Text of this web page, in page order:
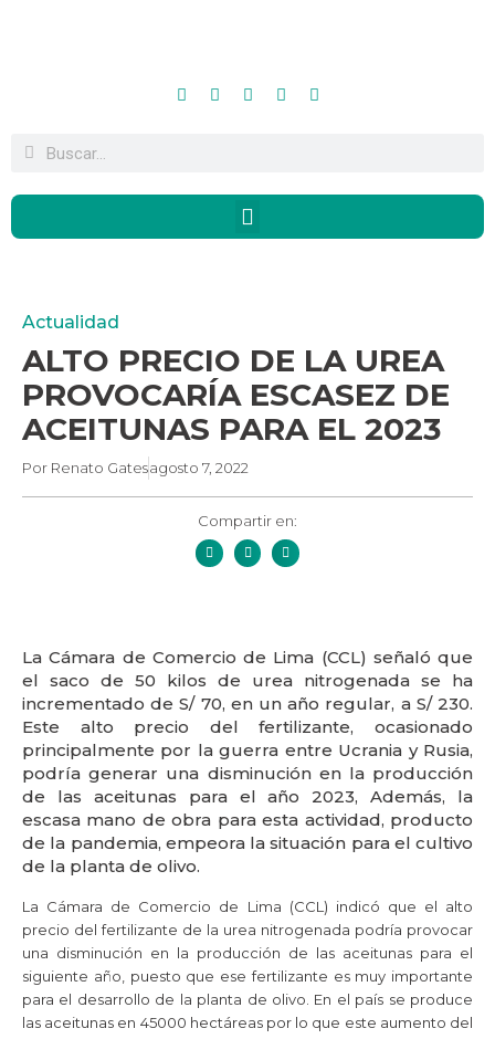
Actualidad
ALTO PRECIO DE LA UREA
PROVOCARÍA ESCASEZ DE
ACEITUNAS PARA EL 2023
Por Renato Gatesagosto 7, 2022
Compartir en:
La Cámara de Comercio de Lima (CCL) señaló que
el saco de 50 kilos de urea nitrogenada se ha
incrementado de S/ 70, en un año regular, a S/ 230.
Este alto precio del fertilizante, ocasionado
principalmente por la guerra entre Ucrania y Rusia,
podría generar una disminución en la producción
de las aceitunas para el año 2023, Además, la
escasa mano de obra para esta actividad, producto
de la pandemia, empeora la situación para el cultivo
de la planta de olivo.
La Cámara de Comercio de Lima (CCL) indicó que el alto
precio del fertilizante de la urea nitrogenada podría provocar
una disminución en la producción de las aceitunas para el
siguiente año, puesto que ese fertilizante es muy importante
para el desarrollo de la planta de olivo. En el país se produce
las aceitunas en 45000 hectáreas por lo que este aumento del